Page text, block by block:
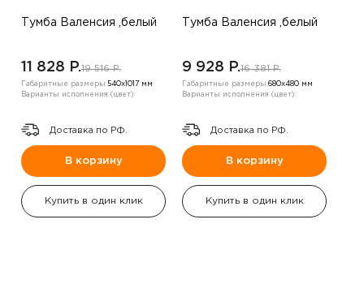
Тумба Валенсия ,белый
11 828 P.19 516 P.
Габаритные размеры:540х1017 мм
Варианты исполнения (цвет):
Доставка по РФ.
В корзину
Купить в один клик
Тумба Валенсия ,белый
9 928 P.16 381 P.
Габаритные размеры:680х480 мм
Варианты исполнения (цвет):
Доставка по РФ.
В корзину
Купить в один клик